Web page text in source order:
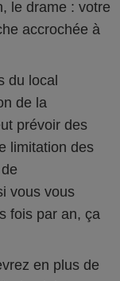
le drame : votre
accrochée à
du local
de la
prévoir des
limitation des
vous vous
fois par an, ça
en plus de